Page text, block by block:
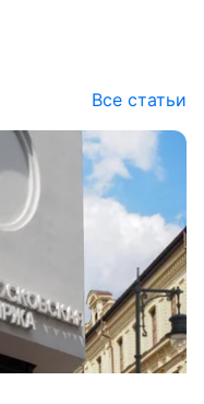
Все статьи